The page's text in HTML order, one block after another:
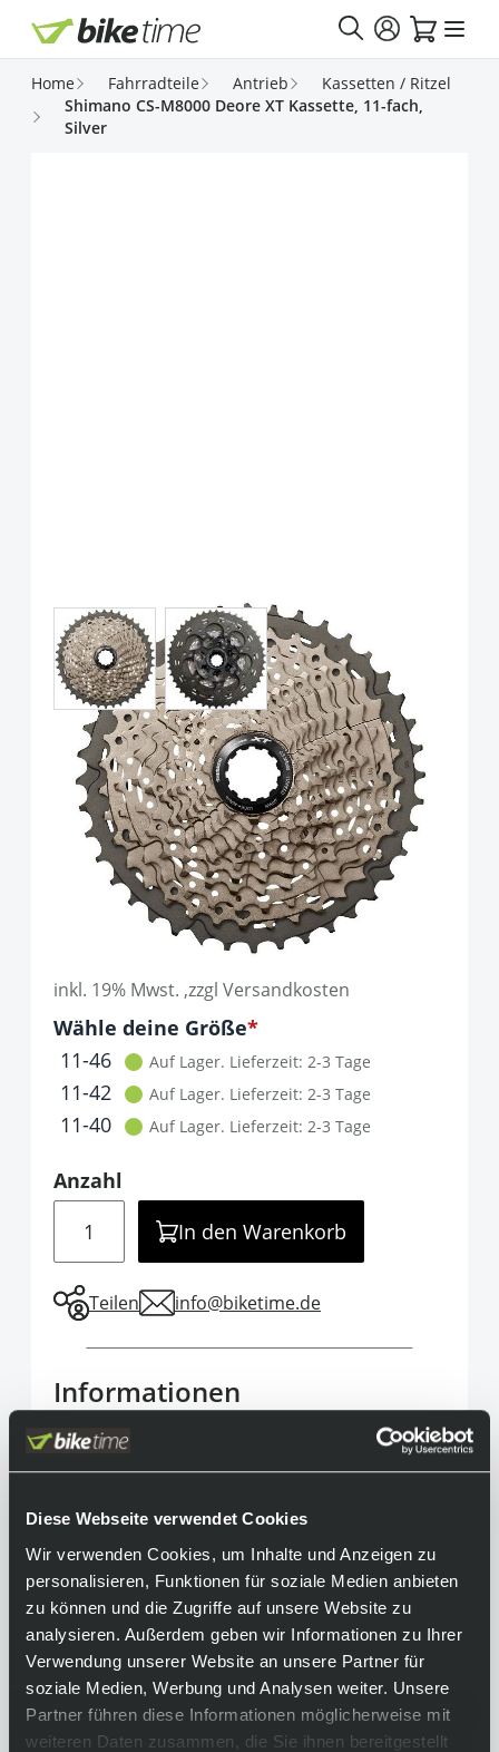
Diese Webseite verwendet Cookies
Wir verwenden Cookies, um Inhalte und Anzeigen zu
personalisieren, Funktionen für soziale Medien anbieten
zu können und die Zugriffe auf unsere Website zu
analysieren. Außerdem geben wir Informationen zu Ihrer
Verwendung unserer Website an unsere Partner für
soziale Medien, Werbung und Analysen weiter. Unsere
Partner führen diese Informationen möglicherweise mit
weiteren Daten zusammen, die Sie ihnen bereitgestellt
Direkt zum Inhalt
Home Fahrradteile Antrieb
Kassetten / Ritzel
Shimano CS-M8000 Deore XT Kassette, 11-fach,
Silver
Shimano CS-M8000 Deore XT
Kassette, 11-fach, Silver
Art.-Nr.P89338
114,95 €
inkl. 19% Mwst. ,zzgl Versandkosten
Optionen
Wähle deine Größe
It is required to select one of the available
11-46 Auf Lager. Lieferzeit: 2-3 Tage
11-42 Auf Lager. Lieferzeit: 2-3 Tage
11-40 Auf Lager. Lieferzeit: 2-3 Tage
Anzahl
In den Warenkorb
Teilen info@biketime.de
View larger imageView larger image
Informationen
Mit der Shimano CS-M8000 Deore XT Kassette
erhältst du auch bei anspruchsvollen MTB-
Flow auf dem Trail. Diese MTB-Kassette ist für
jedes Leistungsniveau geeignet.
Equipment
Funktionen:
• 11-fach Kassette
• Alloy-Ritzelträger
• breiter Kassettenzahnkranz